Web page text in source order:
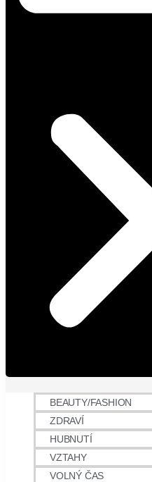
BEAUTY/FASHION
ZDRAVÍ
HUBNUTÍ
VZTAHY
VOLNÝ ČAS